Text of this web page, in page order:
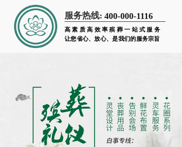
服务热线: 400-000-1116
高素质高效率殡葬一站式服务
让您省心、放心、是我们的服务宗旨